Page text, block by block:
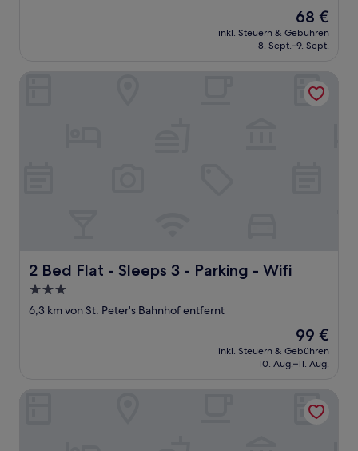
Der
Preis
beträgt
68 €
inkl. Steuern & Gebühren
8. Sept.–9. Sept.
2 Bed Flat - Sleeps 3 - Parking - Wifi
2 Bed Flat - Sleeps 3 - Parking - Wifi
3.0-
Sterne-
6,3 km von St. Peter's Bahnhof entfernt
Der
Preis
beträgt
99 €
inkl. Steuern & Gebühren
10. Aug.–11. Aug.